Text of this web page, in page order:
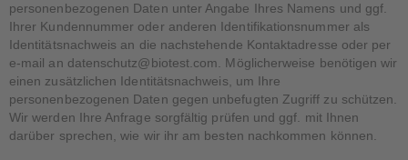
personenbezogenen Daten unter Angabe Ihres Namens und ggf.
Ihrer Kundennummer oder anderen Identifikationsnummer als
Identitätsnachweis an die nachstehende Kontaktadresse oder per
e-mail an datenschutz@biotest.com. Möglicherweise benötigen wir
einen zusätzlichen Identitätsnachweis, um Ihre
personenbezogenen Daten gegen unbefugten Zugriff zu schützen.
Wir werden Ihre Anfrage sorgfältig prüfen und ggf. mit Ihnen
darüber sprechen, wie wir ihr am besten nachkommen können.